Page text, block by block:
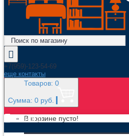
+7(959)-123-54-69
еще контакты
Товаров: 0
Сумма: 0 руб.
В корзине пусто!
МЕНЮ